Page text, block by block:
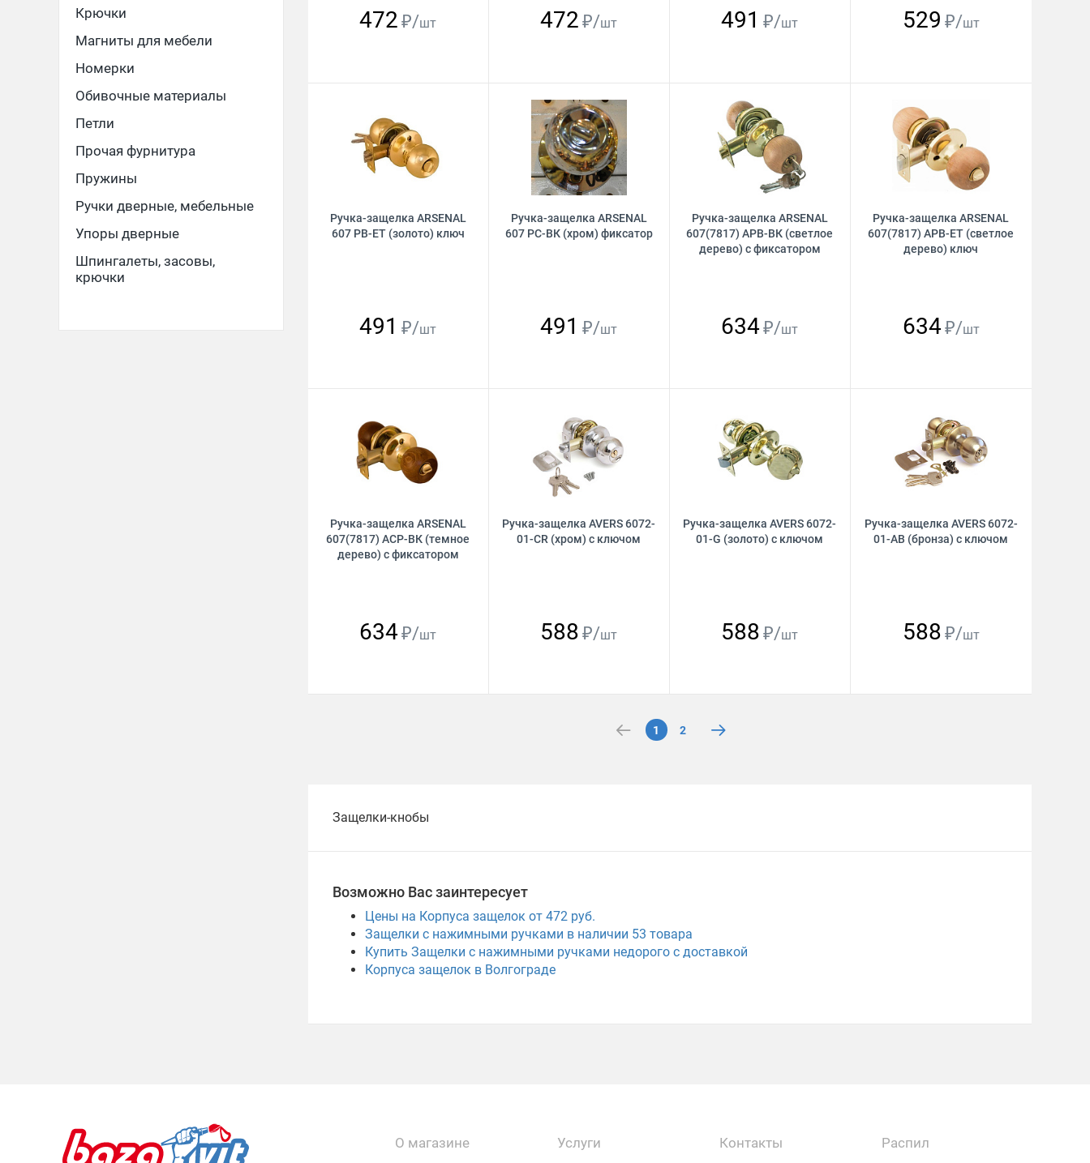
Крючки
Магниты для мебели
Номерки
Обивочные материалы
Петли
Прочая фурнитура
Пружины
Ручки дверные, мебельные
Упоры дверные
Шпингалеты, засовы,
крючки
472 ₽/шт 472 ₽/шт 491 ₽/шт 529 ₽/шт
Ручка-защелка ARSENAL
607 PB-ET (золото) ключ
491 ₽/шт
Ручка-защелка ARSENAL
607 РС-ВК (хром) фиксатор
491 ₽/шт
Ручка-защелка ARSENAL
607(7817) АРВ-ВК (светлое
дерево) с фиксатором
634₽/шт
Ручка-защелка ARSENAL
607(7817) АРВ-ЕТ (светлое
дерево) ключ
634₽/шт
Ручка-защелка ARSENAL
607(7817) АСP-ВК (темное
дерево) с фиксатором
634₽/шт
Ручка-защелка AVERS 6072-
01-CR (хром) с ключом
588 ₽/шт
Ручка-защелка AVERS 6072-
01-G (золото) с ключом
588 ₽/шт
Ручка-защелка AVERS 6072-
01-АB (бронза) с ключом
588 ₽/шт
1 2
Защелки-кнобы
Возможно Вас заинтересует
Цены на Корпуса защелок от 472 руб.
Защелки с нажимными ручками в наличии 53 товара
Купить Защелки с нажимными ручками недорого с доставкой
Корпуса защелок в Волгограде
О магазине Услуги Контакты Распил